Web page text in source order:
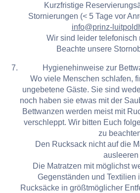
Kurzfristige
Stornierungen (< 5 Tage vor
info@prinz-
Wir sind leider telefonisch
Beachte unsere
Hygienehinweise zur
Wo viele Menschen schlafen,
ungebetene Gäste. Sie sind
noch haben sie etwas mit der
Bettwanzen werden meist mit
verschleppt. Wir bitten Euch
zu
Den Rucksack nicht auf die
ausleeren
Die Matratzen mit möglichst
Gegenständen und Textilien
Rucksäcke in größtmöglicher